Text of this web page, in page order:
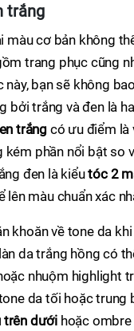
trắng
màu cơ bản không
trang phục cũng
bạn sẽ không
bởi trắng và đen là
trắng có ưu điểm là
kém phần nổi bật so
đen là kiểutóc 2
lên màu chuẩn xác
khoăn về tone da khi
da trắng hồng có
nhuộm highlight
da tối hoặc trung
trên dưới hoặc